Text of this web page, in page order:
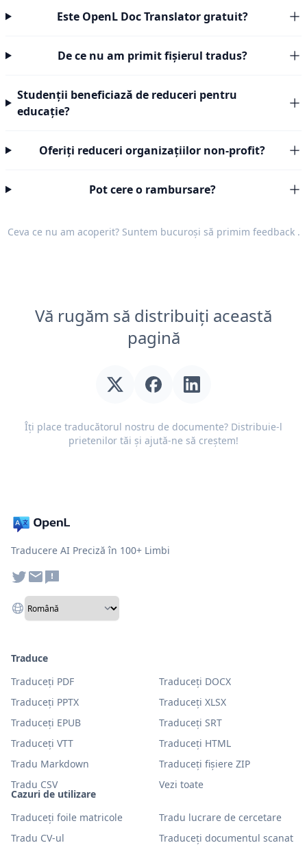
Este OpenL Doc Translator gratuit?
De ce nu am primit fișierul tradus?
Studenții beneficiază de reduceri pentru
educație?
Oferiți reduceri organizațiilor non-profit?
Pot cere o rambursare?
Ceva ce nu am acoperit? Suntem bucuroși să primim feedback.
Vă rugăm să distribuiți această
pagină
Îți place traducătorul nostru de documente? Distribuie-l
prietenilor tăi și ajută-ne să creștem!
Traducere AI Preciză în 100+ Limbi
Cazuri de utilizare
Traduceți foile matricole
Tradu lucrare de cercetare
Tradu CV-ul
Traduceți documentul scanat
Traduce
Traduceți PDF
Traduceți DOCX
Traduceți PPTX
Traduceți XLSX
Traduceți EPUB
Traduceți SRT
Traduceți VTT
Traduceți HTML
Tradu Markdown
Traduceți fișiere ZIP
Tradu CSV
Vezi toate